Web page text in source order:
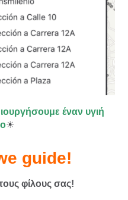
έναν υγιή
☀
guide!
φίλους σας!